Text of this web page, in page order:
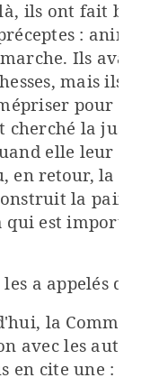
ils ont fait
:
Ils
mais ils
pour
la
elle leur
en retour, la
la paix
qui est
a appelés du
la
avec les
en cite une :